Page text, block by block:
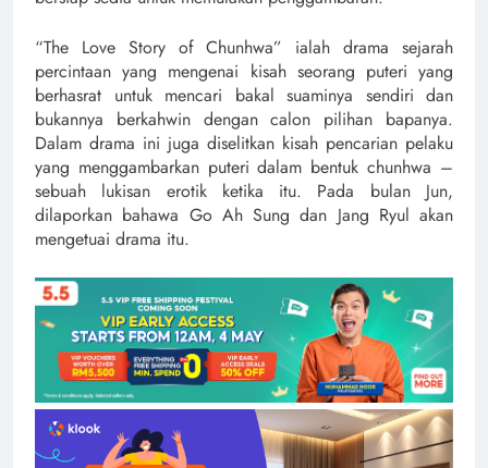
“The Love Story of Chunhwa” ialah drama sejarah
percintaan yang mengenai kisah seorang puteri yang
berhasrat untuk mencari bakal suaminya sendiri dan
bukannya berkahwin dengan calon pilihan bapanya.
Dalam drama ini juga diselitkan kisah pencarian pelaku
yang menggambarkan puteri dalam bentuk chunhwa –
sebuah lukisan erotik ketika itu. Pada bulan Jun,
dilaporkan bahawa Go Ah Sung dan Jang Ryul akan
mengetuai drama itu.